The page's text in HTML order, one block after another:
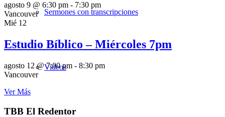
Sermones con transcripciones
Videos
agosto 9 @ 6:30 pm - 7:30 pm
Vancouver
Mié 12
Estudio Bíblico – Miércoles 7pm
agosto 12 @ 7:00 pm - 8:30 pm
Vancouver
Ver Más
TBB El Redentor